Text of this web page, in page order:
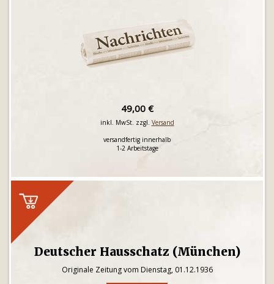
49,00 €
inkl. MwSt. zzgl. Versand
versandfertig innerhalb
1-2 Arbeitstage
Deutscher Hausschatz (München)
Originale Zeitung vom Dienstag, 01.12.1936